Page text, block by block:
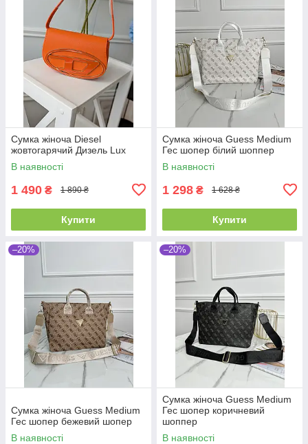
Сумка жіноча Diesel
жовтогарячий Дизель Lux
В наявності
1 490 ₴ 1 890 ₴
Купити
Сумка жіноча Guess Medium
Гес шопер білий шоппер
В наявності
1 298 ₴ 1 628 ₴
Купити
–20%
Сумка жіноча Guess Medium
Гес шопер бежевий шопер
В наявності
–20%
Сумка жіноча Guess Medium
Гес шопер коричневий
шоппер
В наявності